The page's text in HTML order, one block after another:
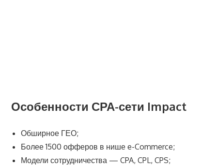
Особенности СРА-сети Impact
Обширное ГЕО;
Более 1500 офферов в нише e-Commerce;
Модели сотрудничества — CPA, CPL, CPS;